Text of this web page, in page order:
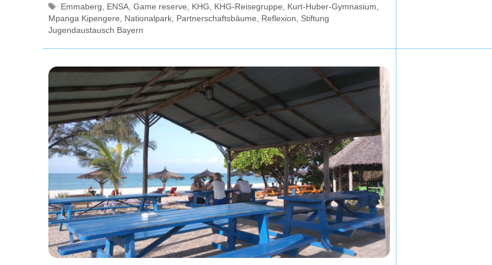
Schlagwörter
Emmaberg ENSA ,Game reserve KHG KHG-Reisegruppe Kurt-Huber-Gymnasium
Mpanga Kipengere
Nationalpark Partnerschaftsbäume Reflexion
Stiftung
Jugendaustausch Bayern